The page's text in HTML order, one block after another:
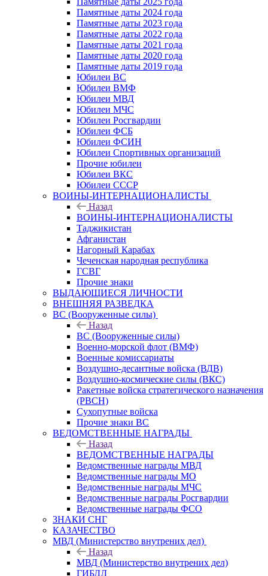
Памятные даты 2024 года
Памятные даты 2023 года
Памятные даты 2022 года
Памятные даты 2021 года
Памятные даты 2020 года
Памятные даты 2019 года
Юбилеи ВС
Юбилеи ВМФ
Юбилеи МВД
Юбилеи МЧС
Юбилеи Росгвардии
Юбилеи ФСБ
Юбилеи ФСИН
Юбилеи Спортивных организаций
Прочие юбилеи
Юбилеи ВКС
Юбилеи СССР
ВОИНЫ-ИНТЕРНАЦИОНАЛИСТЫ
Назад
ВОИНЫ-ИНТЕРНАЦИОНАЛИСТЫ
Таджикистан
Афганистан
Нагорный Карабах
Чеченская народная республика
ГСВГ
Прочие знаки
ВЫДАЮЩИЕСЯ ЛИЧНОСТИ
ВНЕШНЯЯ РАЗВЕДКА
ВС (Вооруженные силы)
Назад
ВС (Вооруженные силы)
Военно-морской флот (ВМФ)
Военные комиссариаты
Воздушно-десантные войска (ВДВ)
Воздушно-космические силы (ВКС)
Ракетные войска стратегического назначения
(РВСН)
Сухопутные войска
Прочие знаки ВС
ВЕДОМСТВЕННЫЕ НАГРАДЫ
Назад
ВЕДОМСТВЕННЫЕ НАГРАДЫ
Ведомственные награды МВД
Ведомственные награды МО
Ведомственные награды МЧС
Ведомственные награды Росгвардии
Ведомственные награды ФСО
ЗНАКИ СНГ
КАЗАЧЕСТВО
МВД (Министерство внутрених дел)
Назад
МВД (Министерство внутрених дел)
ГИБДД